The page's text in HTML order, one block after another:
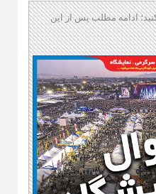
ادامه مطلب پس از این